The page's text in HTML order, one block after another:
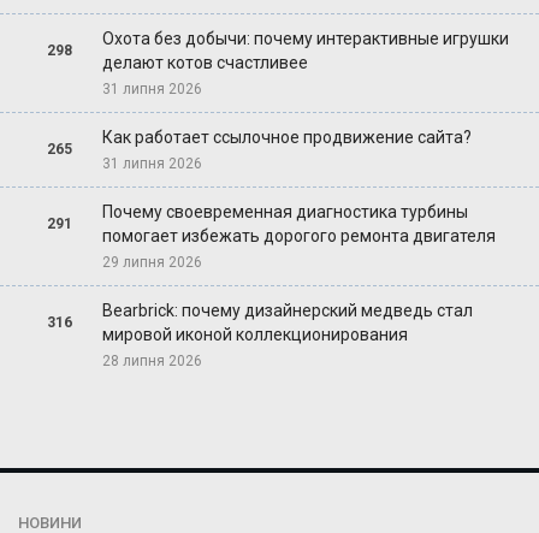
298
Охота без добычи: почему интерактивные игрушки
делают котов счастливее
31 липня 2026
265
Как работает ссылочное продвижение сайта?
31 липня 2026
291
Почему своевременная диагностика турбины
помогает избежать дорогого ремонта двигателя
29 липня 2026
316
Bearbrick: почему дизайнерский медведь стал
мировой иконой коллекционирования
28 липня 2026
НОВИНИ